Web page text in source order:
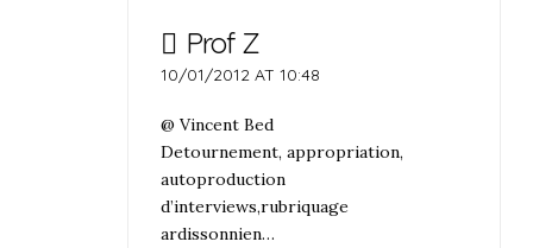
Prof Z
10/01/2012 AT 10:48
@ Vincent Bed
Detournement, appropriation,
autoproduction
d’interviews,rubriquage
ardissonnien…